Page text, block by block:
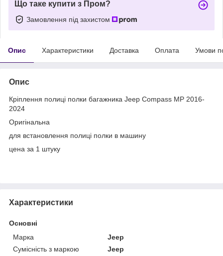
Що таке купити з Пром?
Замовлення під захистом
Опис Характеристики Доставка Оплата Умови
Опис
Кріплення полиці полки багажника Jeep Compass MP 2016-
2024
Оригінальна
для встановлення полиці полки в машину
цена за 1 штуку
Характеристики
Основні
Марка
Jeep
Сумісність з маркою
Jeep